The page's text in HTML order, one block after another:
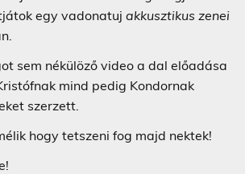
egy vadonatujakkusztikus zenei
sem nékülöző video a dal előadása
mind pedig Kondornak
szerzett.
hogy tetszeni fog majd nektek!